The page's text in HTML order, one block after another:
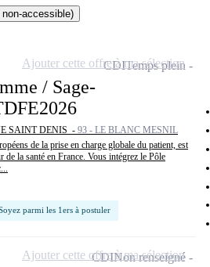
accessible)
/ Sage-
SAINT DENIS - 93 - LE BLANC MESNIL
de la prise en charge globale du patient, est
de la santé en France. Vous intégrez le Pôle
parmi les 1ers à postuler
CDITemps plein
Ajouter cette offre à ma sélection
CDINon renseigné
Ajouter cette offre à ma sélection